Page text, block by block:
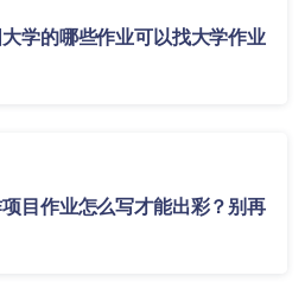
学的哪些作业可以找大学作业
目作业怎么写才能出彩？别再